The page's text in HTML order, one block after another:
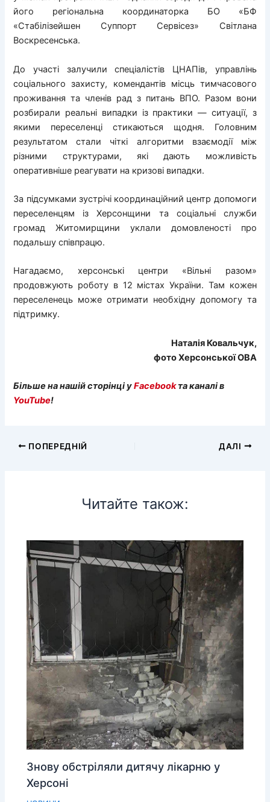
його регіональна координаторка БО «БФ
«Стабілізейшен Суппорт Сервісез» Світлана
Воскресенська.
До участі залучили спеціалістів ЦНАПів, управлінь
соціального захисту, комендантів місць тимчасового
проживання та членів рад з питань ВПО. Разом вони
розбирали реальні випадки із практики — ситуації, з
якими переселенці стикаються щодня. Головним
результатом стали чіткі алгоритми взаємодії між
різними структурами, які дають можливість
оперативніше реагувати на кризові випадки.
За підсумками зустрічі координаційний центр допомоги
переселенцям із Херсонщини та соціальні служби
громад Житомирщини уклали домовленості про
подальшу співпрацю.
Нагадаємо, херсонські центри «Вільні разом»
продовжують роботу в 12 містах України. Там кожен
переселенець може отримати необхідну допомогу та
підтримку.
Наталія Ковальчук,
фото Херсонської ОВА
Більше на нашій сторінці уFacebookта каналі в
YouTube!
ПОПЕРЕДНІЙ ДАЛІ
Читайте також:
Знову обстріляли дитячу лікарню у
Херсоні